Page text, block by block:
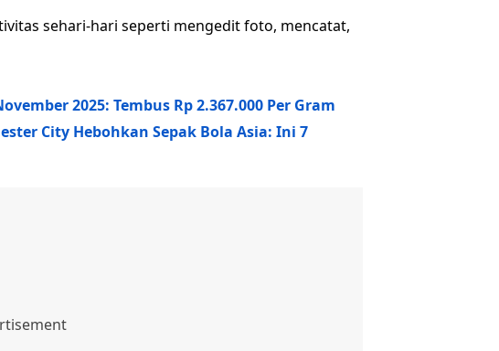
sehari-hari seperti mengedit foto, mencatat,
2025: Tembus Rp 2.367.000 Per Gram
City Hebohkan Sepak Bola Asia: Ini 7